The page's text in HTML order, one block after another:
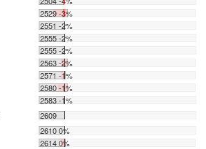
2529 -3%
2551 -2%
2555 -2%
2555 -2%
2563 -2%
2571 -1%
2580 -1%
2583 -1%
2609
2610 0%
2614 0%